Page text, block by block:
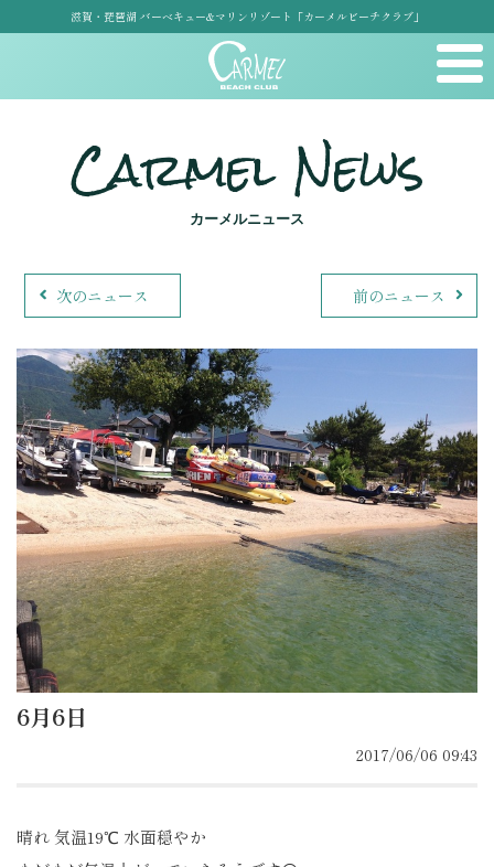
滋賀・琵琶湖 バーベキュー&マリンリゾート「カーメルビーチクラブ」
Carmel News
カーメルニュース
次のニュース 前のニュース
6月6日
2017/06/06 09:43
晴れ 気温19℃ 水面穏やか